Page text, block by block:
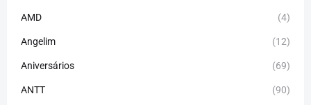
AMD (4)
Angelim (12)
Aniversários (69)
ANTT (90)